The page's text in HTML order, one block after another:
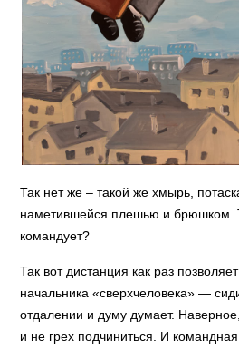
Так нет же – такой же хмырь,
наметившейся плешью и брюшком.
командует?
Так вот дистанция как раз
начальника «сверхчеловека» —
отдалении и думу думает.
и не грех подчиниться. И